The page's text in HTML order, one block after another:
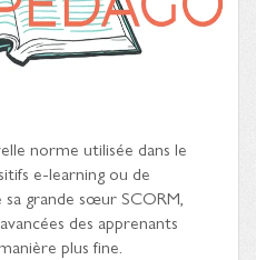
norme utilisée dans le
e-learning ou de
grande sœur SCORM,
des apprenants
plus fine.